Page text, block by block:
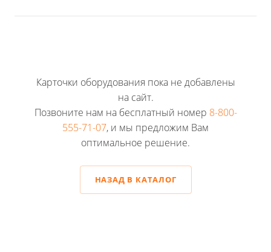
Карточки оборудования пока не добавлены
на сайт.
Позвоните нам на бесплатный номер 8-800-
555-71-07, и мы предложим Вам
оптимальное решение.
НАЗАД В КАТАЛОГ